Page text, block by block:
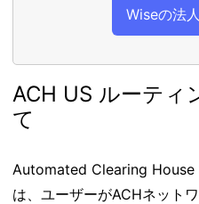
Wiseの法
ACH US ルーティ
て
Automated Clearing House
は、ユーザーがACHネット